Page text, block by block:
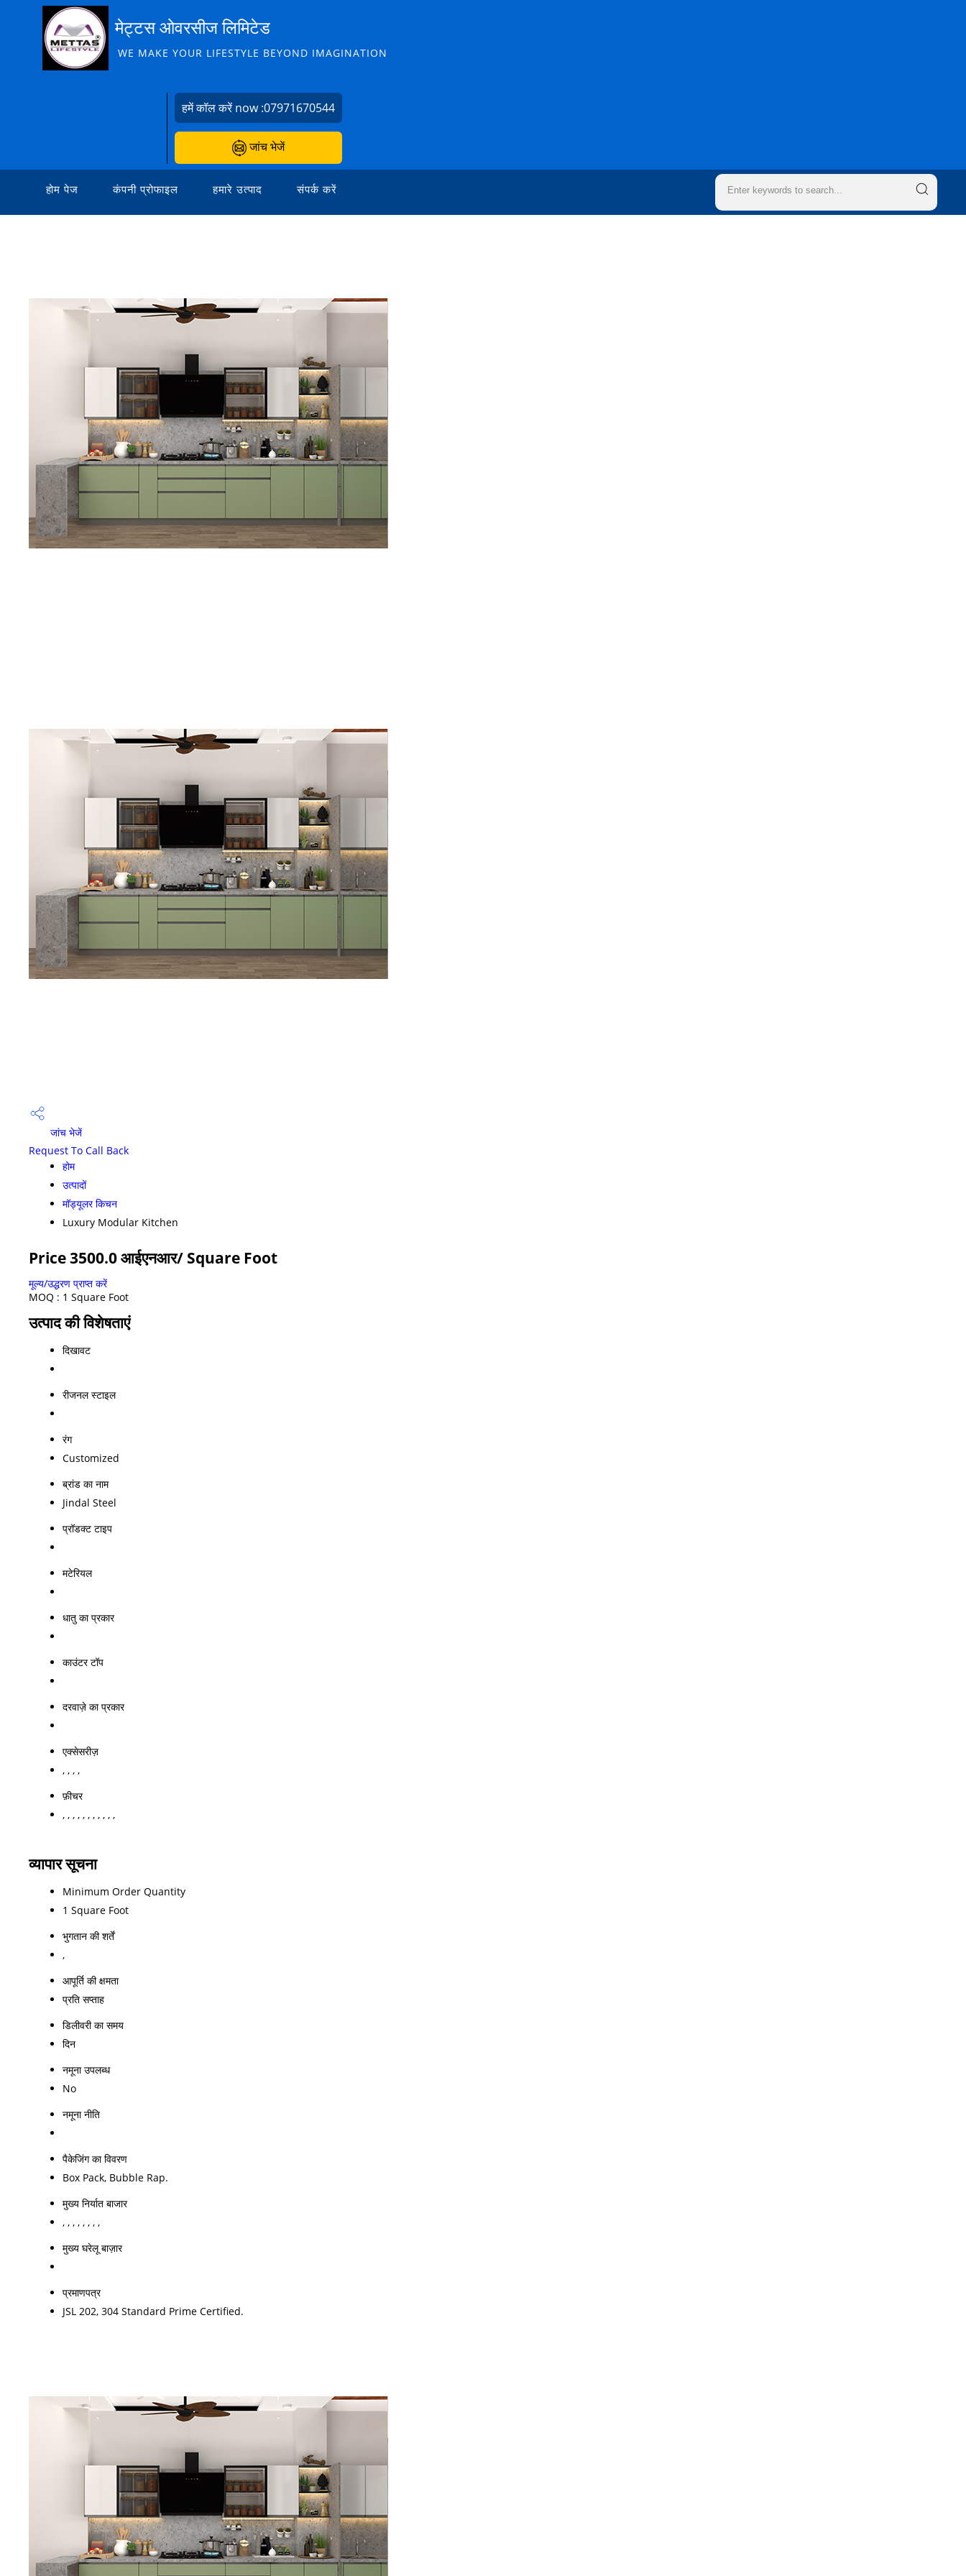
मेट्टस ओवरसीज लिमिटेड
WE MAKE YOUR LIFESTYLE BEYOND IMAGINATION
हमें कॉल करें now :07971670544
जांच भेजें
होम पेज कंपनी प्रोफाइल हमारे उत्पाद संपर्क करें
जांच भेजें
Request To Call Back
होम
उत्पादों
मॉड्यूलर किचन
Luxury Modular Kitchen
Price 3500.0 आईएनआर/ Square Foot
मूल्य/उद्धरण प्राप्त करें
MOQ : 1 Square Foot
उत्पाद की विशेषताएं
दिखावट
रीजनल स्टाइल
रंग
Customized
ब्रांड का नाम
Jindal Steel
प्रॉडक्ट टाइप
मटेरियल
धातु का प्रकार
काउंटर टॉप
दरवाज़े का प्रकार
एक्सेसरीज़
, , , ,
फ़ीचर
, , , , , , , , , , ,
व्यापार सूचना
Minimum Order Quantity
1 Square Foot
भुगतान की शर्तें
,
आपूर्ति की क्षमता
प्रति सप्ताह
डिलीवरी का समय
दिन
नमूना उपलब्ध
No
नमूना नीति
पैकेजिंग का विवरण
Box Pack, Bubble Rap.
मुख्य निर्यात बाजार
, , , , , , , ,
मुख्य घरेलू बाज़ार
प्रमाणपत्र
JSL 202, 304 Standard Prime Certified.